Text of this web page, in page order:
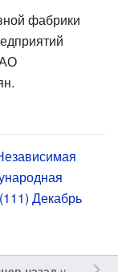
фабрики
Декабрь